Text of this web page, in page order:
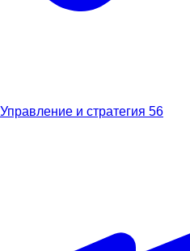
Управление и стратегия 56